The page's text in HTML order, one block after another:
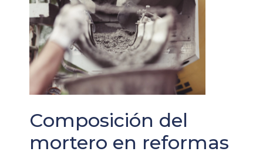
Composición del
mortero en reformas